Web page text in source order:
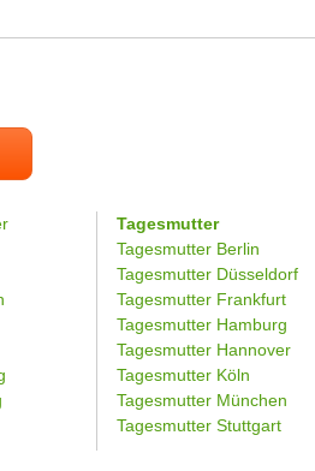
Tagesmutter
Tagesmutter Berlin
Tagesmutter Düsseldorf
Tagesmutter Frankfurt
Tagesmutter Hamburg
Tagesmutter Hannover
Tagesmutter Köln
Tagesmutter München
Tagesmutter Stuttgart